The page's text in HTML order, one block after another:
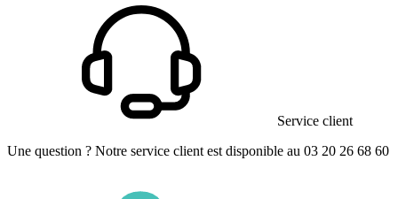
Service client
Une question ? Notre service client est disponible au 03 20 26 68 60